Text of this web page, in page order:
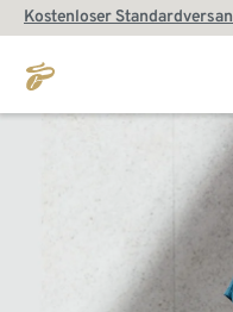
Kostenloser